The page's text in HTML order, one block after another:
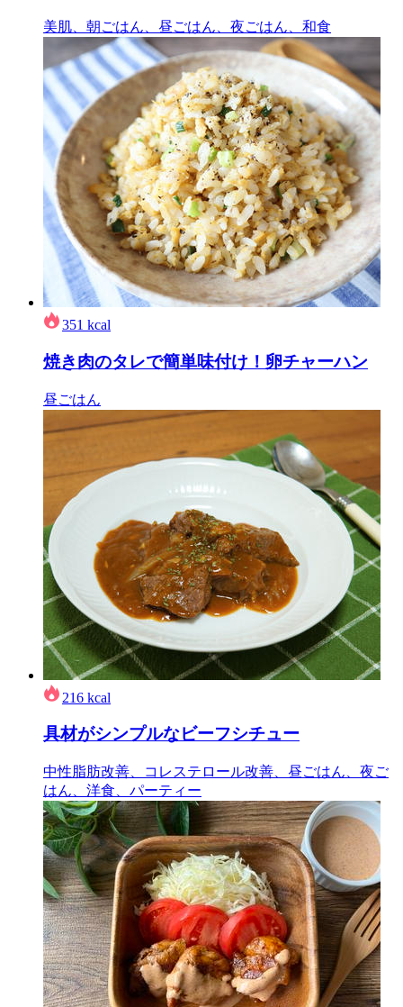
美肌、朝ごはん、昼ごはん、夜ごはん、和食
351 kcal
焼き肉のタレで簡単味付け！卵チャーハン
昼ごはん
216 kcal
具材がシンプルなビーフシチュー
中性脂肪改善、コレステロール改善、昼ごはん、夜ご
はん、洋食、パーティー